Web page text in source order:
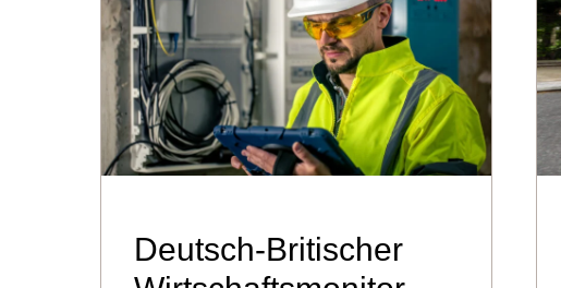
Deutsch-Britischer